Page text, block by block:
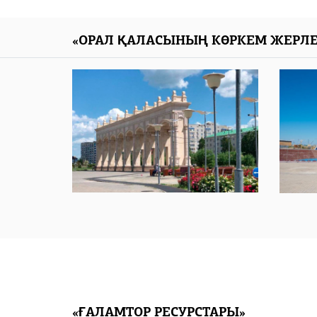
«ОРАЛ ҚАЛАСЫНЫҢ КӨРКЕМ
«ҒАЛАМТОР РЕСУРСТАРЫ»